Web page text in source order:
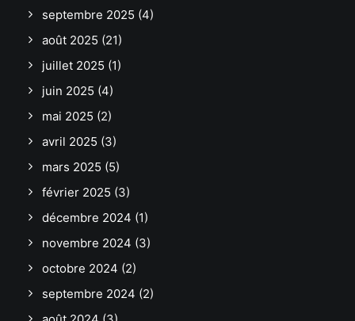
septembre 2025 (4)
août 2025 (21)
juillet 2025 (1)
juin 2025 (4)
mai 2025 (2)
avril 2025 (3)
mars 2025 (5)
février 2025 (3)
décembre 2024 (1)
novembre 2024 (3)
octobre 2024 (2)
septembre 2024 (2)